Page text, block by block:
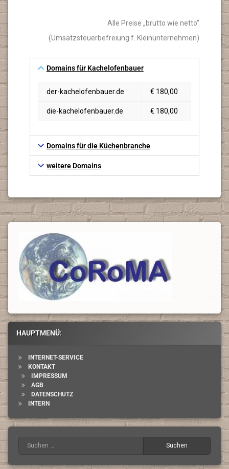
Alle Preise „brutto wie netto“
(Umsatzsteuerbefreiung f. Kleinunternehmen)
Domains für Kachelofenbauer
der-kachelofenbauer.de € 180,00
die-kachelofenbauer.de € 180,00
Domains für die Küchenbranche
weitere Domains
HAUPTMENÜ:
INTERNET-SERVICE
KONTAKT
IMPRESSUM
AGB
DATENSCHUTZ
INTERN